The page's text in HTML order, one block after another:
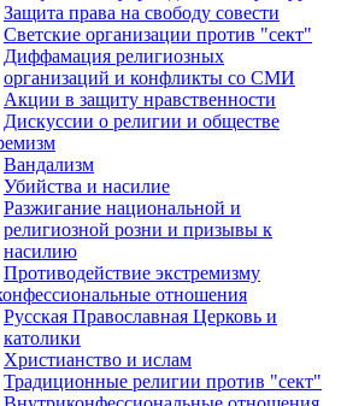
Защита права на свободу совести
Светские организации против "сект"
Диффамация религиозных
организаций и конфликты со СМИ
Акции в защиту нравственности
Дискуссии о религии и обществе
Вандализм
Убийства и насилие
Разжигание национальной и
религиозной розни и призывы к
насилию
Противодействие экстремизму
отношения
Русская Православная Церковь и
католики
Христианство и ислам
Традиционные религии против "сект"